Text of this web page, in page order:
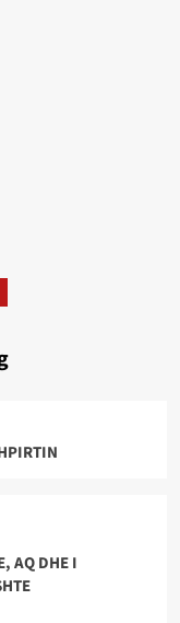
AQ DHE I